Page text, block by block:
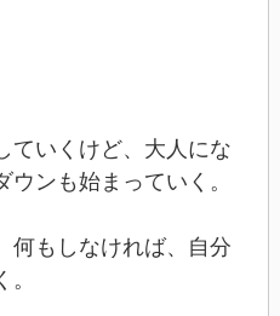
ていくけど、大人にな
ンも始まっていく。
何もしなければ、自分